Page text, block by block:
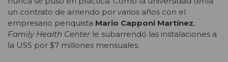
un contrato de arriendo por varios años con el
empresario penquista Mario Capponi Martínez,
Family Health Center le subarrendó las instalaciones a
la USS por $7 millones mensuales.